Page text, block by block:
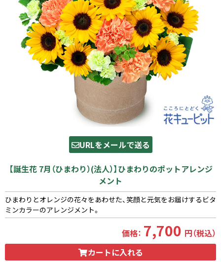
URLをメールで送る
【誕生花 7月（ひまわり）(法人）】ひまわりのポットアレンジ
メント
ひまわりとオレンジの花々をあわせた、笑顔と元気をお届けするビタ
ミンカラーのアレンジメント。
価格： 7,700 円（税込）
カートに入れる